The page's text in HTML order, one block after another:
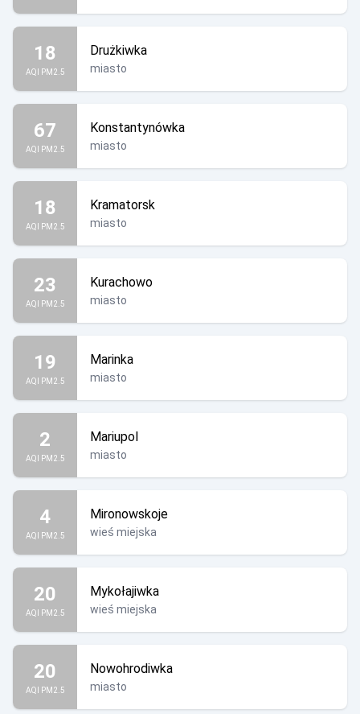
18
AQI PM2.5
Drużkiwka
miasto
67
AQI PM2.5
Konstantynówka
miasto
18
AQI PM2.5
Kramatorsk
miasto
23
AQI PM2.5
Kurachowo
miasto
19
AQI PM2.5
Marinka
miasto
2
AQI PM2.5
Mariupol
miasto
4
AQI PM2.5
Mironowskoje
wieś miejska
20
AQI PM2.5
Mykołajiwka
wieś miejska
20
AQI PM2.5
Nowohrodiwka
miasto